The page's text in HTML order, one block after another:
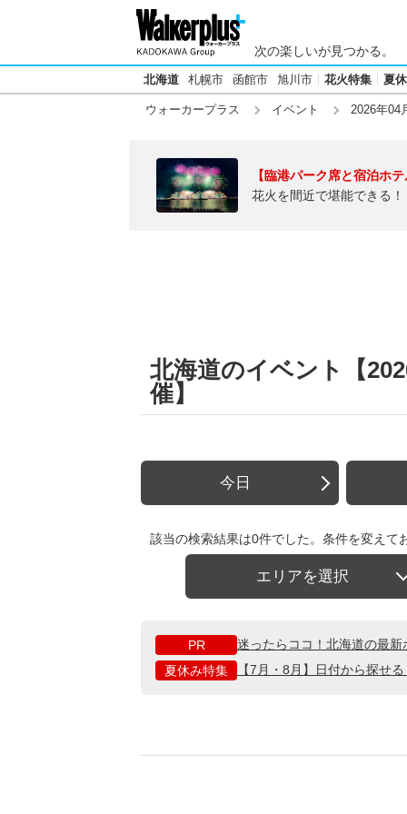
次の楽しいが見つかる。
北海道 札幌市 函館市 旭川市 花火特集 夏
ウォーカープラス イベント 2026年04
【臨港パーク席と宿泊ホ
花火を間近で堪能できる
北海道のイベント【
催】
今日
該当の検索結果は0件でした。条件を変えて
エリアを選択
PR
迷ったらココ！北海道の最
夏休み特集
【7月・8月】日付から探せ